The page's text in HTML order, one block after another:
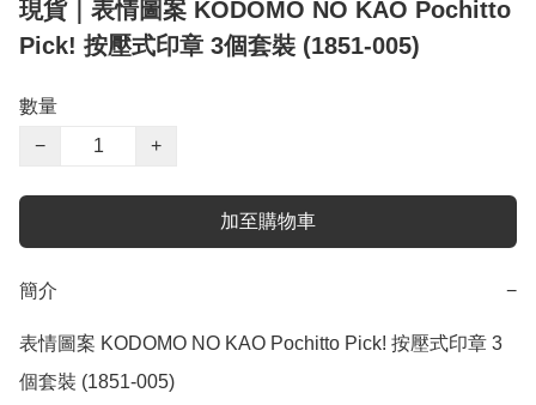
現貨｜表情圖案 KODOMO NO KAO Pochitto
Pick! 按壓式印章 3個套裝 (1851-005)
數量
−
+
加至購物車
簡介 −
表情圖案 KODOMO NO KAO Pochitto Pick! 按壓式印章 3
個套裝 (1851-005)